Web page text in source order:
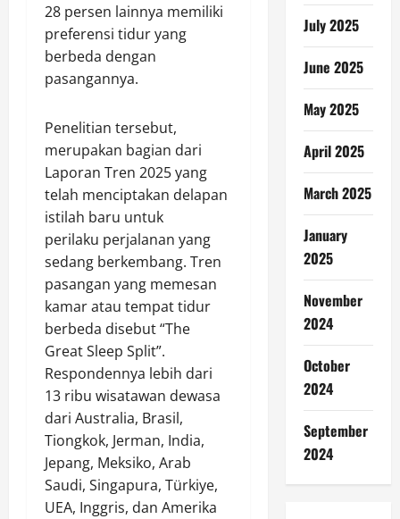
28 persen lainnya memiliki
preferensi tidur yang
berbeda dengan
pasangannya.
Penelitian tersebut,
merupakan bagian dari
Laporan Tren 2025 yang
telah menciptakan delapan
istilah baru untuk
perilaku perjalanan yang
sedang berkembang. Tren
pasangan yang memesan
kamar atau tempat tidur
berbeda disebut “The
Great Sleep Split”.
Respondennya lebih dari
13 ribu wisatawan dewasa
dari Australia, Brasil,
Tiongkok, Jerman, India,
Jepang, Meksiko, Arab
Saudi, Singapura, Türkiye,
UEA, Inggris, dan Amerika
July 2025
June 2025
May 2025
April 2025
March 2025
January
2025
November
2024
October
2024
September
2024